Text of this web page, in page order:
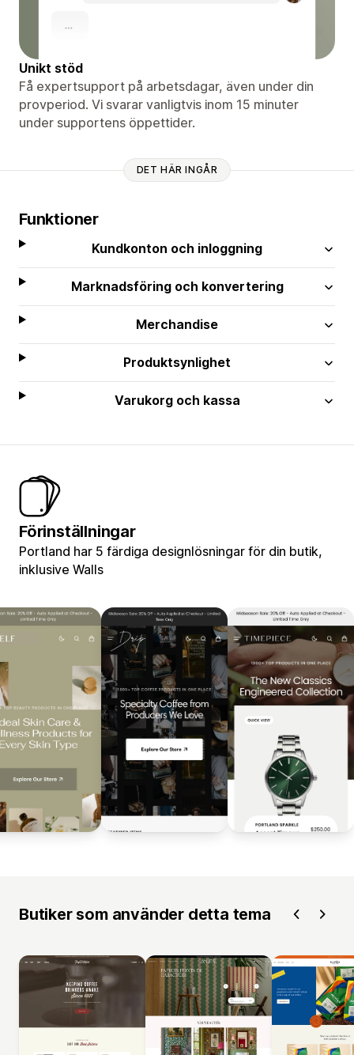
Unikt stöd
Få expertsupport på arbetsdagar, även under din
provperiod. Vi svarar vanligtvis inom 15 minuter
under supportens öppettider.
DET HÄR INGÅR
Funktioner
Kundkonton och inloggning
Marknadsföring och konvertering
Merchandise
Produktsynlighet
Varukorg och kassa
Förinställningar
Portland har 5 färdiga designlösningar för din butik,
inklusive Walls
Butiker som använder detta tema